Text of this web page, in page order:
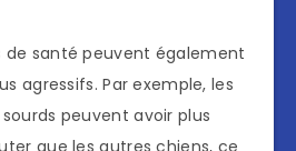
de santé peuvent également
agressifs. Par exemple, les
peuvent avoir plus